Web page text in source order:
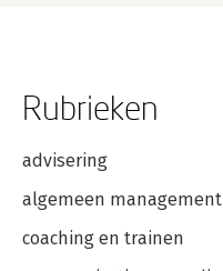
Rubrieken
advisering
algemeen management
coaching en trainen